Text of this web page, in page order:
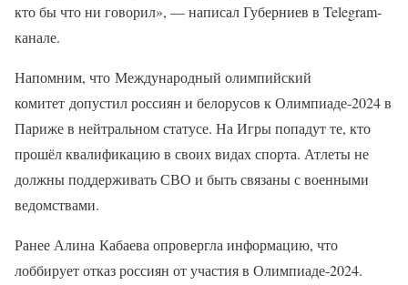
кто бы что ни говорил», — написал Губерниев в Telegram-
канале.
Напомним, что Международный олимпийский
комитет допустил россиян и белорусов к Олимпиаде-2024 в
Париже в нейтральном статусе. На Игры попадут те, кто
прошёл квалификацию в своих видах спорта. Атлеты не
должны поддерживать СВО и быть связаны с военными
ведомствами.
Ранее Алина Кабаева опровергла информацию, что
лоббирует отказ россиян от участия в Олимпиаде-2024.